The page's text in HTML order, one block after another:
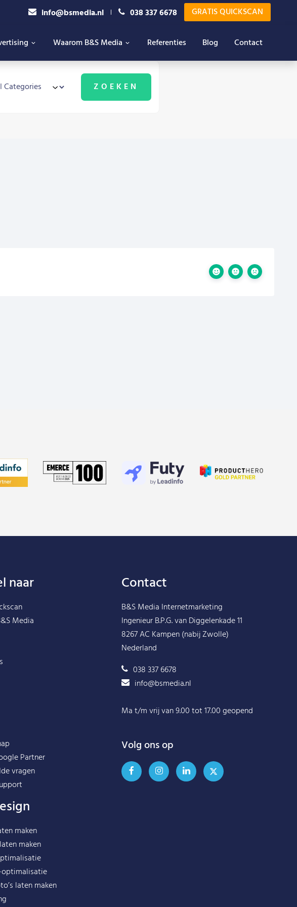
info@bsmedia.nl 038 337 6678 GRATIS QUICKSCAN
Waarom B&S Media Referenties Blog Contact
naar
Media
Partner
vragen
maken
maken
laten maken
Contact
B&S Media Internetmarketing
Ingenieur B.P.G. van Diggelenkade 11
8267 AC Kampen (nabij Zwolle)
Nederland
038 337 6678
info@bsmedia.nl
Ma t/m vrij van 9.00 tot 17.00 geopend
Volg ons op